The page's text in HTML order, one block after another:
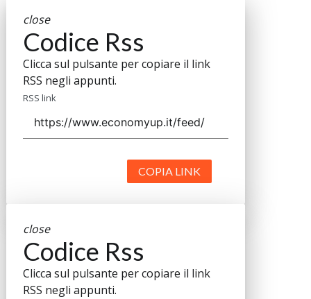
close
Codice Rss
Clicca sul pulsante per copiare il link
RSS negli appunti.
RSS link
COPIA LINK
close
Codice Rss
Clicca sul pulsante per copiare il link
RSS negli appunti.